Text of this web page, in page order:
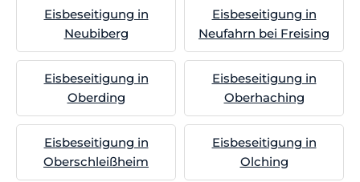
Eisbeseitigung in
Neubiberg
Eisbeseitigung in
Neufahrn bei Freising
Eisbeseitigung in
Oberding
Eisbeseitigung in
Oberhaching
Eisbeseitigung in
Oberschleißheim
Eisbeseitigung in
Olching